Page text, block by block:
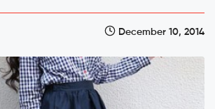
December 10, 2014